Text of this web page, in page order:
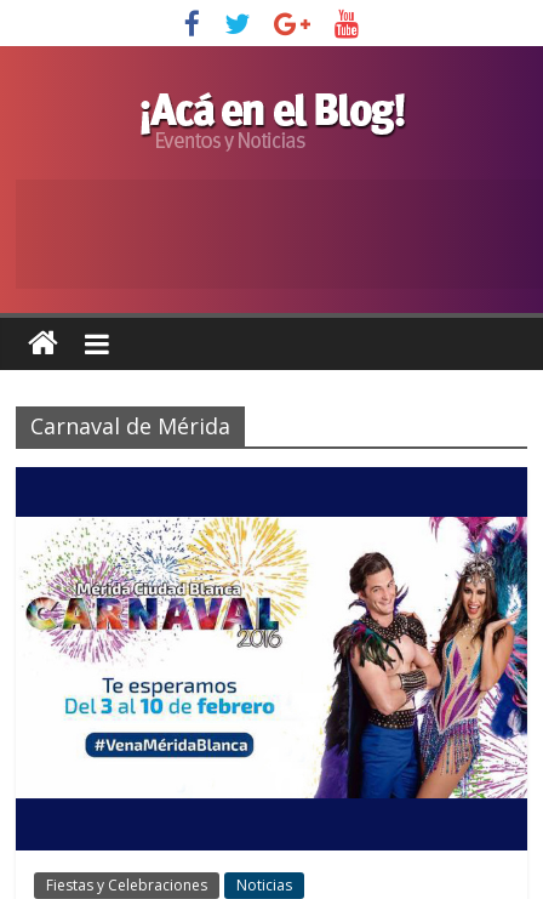
Carnaval de Mérida
Fiestas y Celebraciones Noticias